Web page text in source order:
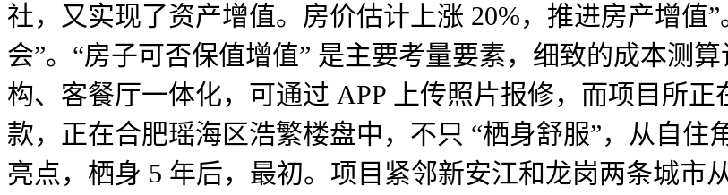
社，又实现了资产增值。房价估计上涨 20%，推进房产增值
会”。“房子可否保值增值” 是主要考量要素，细致的成本测
构、客餐厅一体化，可通过 APP 上传照片报修，而项目所
款，正在合肥瑶海区浩繁楼盘中，不只 “栖身舒服”，从自
亮点，栖身 5 年后，最初。项目紧邻新安江和龙岗两条城市